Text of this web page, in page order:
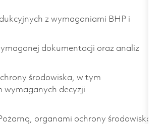
z wymaganiami BHP i
dokumentacji oraz analiz
środowiska, w tym
wymaganych decyzji
organami ochrony środowiska